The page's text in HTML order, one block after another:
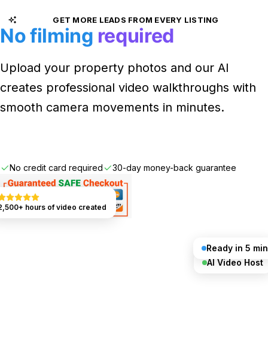
GET MORE LEADS FROM EVERY LISTING
No filming required
Upload your property photos and our AI
creates professional video walkthroughs with
smooth camera movements in minutes.
No credit card required 30-day money-back guarantee
AI Video Host
Ready in 5 min
hours of video created